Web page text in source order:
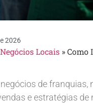
2026
Locais »Como
de
e estratégias